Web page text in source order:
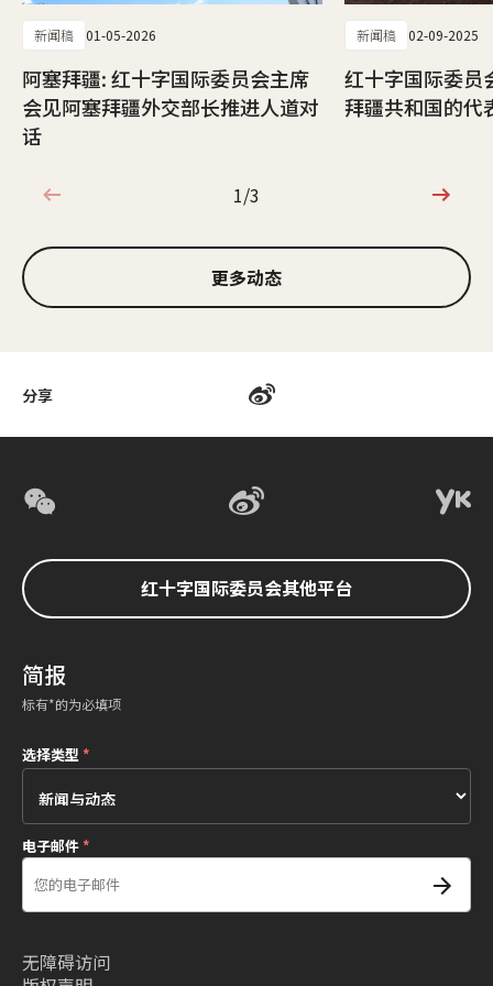
分享
新闻稿 01-05-2026
阿塞拜疆: 红十字国际委员会主席
会见阿塞拜疆外交部长推进人道对
话
新闻稿 02-09-2025
红十字国际委员
拜疆共和国的代
1/3
1/3
更多动态
红十字国际委员会其他平台
简报
标有*的为必填项
选择类型*
电子邮件*
无障碍访问